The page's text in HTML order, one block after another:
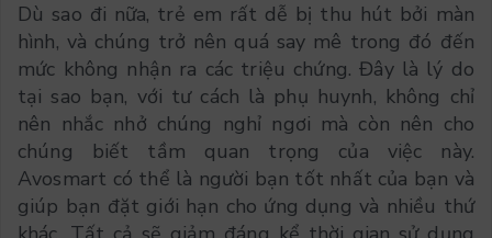
Dù sao đi nữa, trẻ em rất dễ bị thu hút bởi màn
hình, và chúng trở nên quá say mê trong đó đến
mức không nhận ra các triệu chứng. Đây là lý do
tại sao bạn, với tư cách là phụ huynh, không chỉ
nên nhắc nhở chúng nghỉ ngơi mà còn nên cho
chúng biết tầm quan trọng của việc này.
Avosmart có thể là người bạn tốt nhất của bạn và
giúp bạn đặt giới hạn cho ứng dụng và nhiều thứ